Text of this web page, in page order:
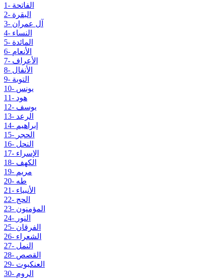
1- الفاتحة
2- البقرة
3- آل عمران
4- النساء
5- المائدة
6- الأنعام
7- الأعراف
8- الأنفال
9- التوبة
10- يونس
11- هود
12- يوسف
13- الرعد
14- إبراهيم
15- الحجر
16- النحل
17- الإسراء
18- الكهف
19- مريم
20- طه
21- الأنبياء
22- الحج
23- المؤمنون
24- النور
25- الفرقان
26- الشعراء
27- النمل
28- القصص
29- العنكبوت
30- الروم